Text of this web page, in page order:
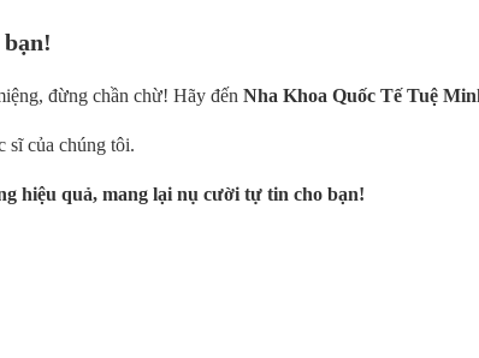
đừng chần chừ! Hãy đến Nha Khoa Quốc Tế Tuệ
sĩ của chúng tôi.
hiệu quả, mang lại nụ cười tự tin cho bạn!